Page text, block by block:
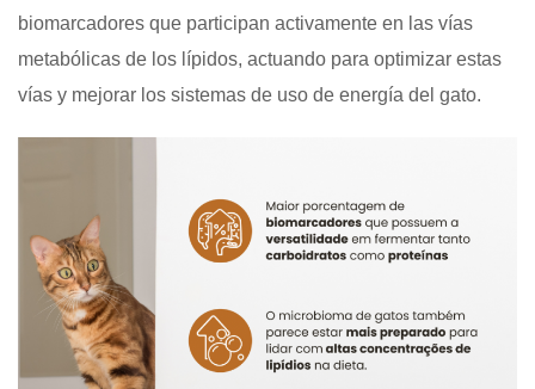
biomarcadores que participan activamente en las vías
metabólicas de los lípidos, actuando para optimizar estas
vías y mejorar los sistemas de uso de energía del gato.